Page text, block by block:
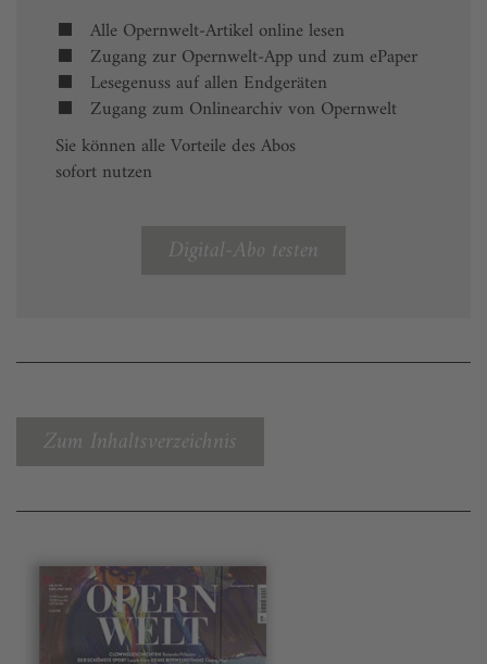
Alle Opernwelt-Artikel online lesen
Zugang zur Opernwelt-App und zum ePaper
Lesegenuss auf allen Endgeräten
Zugang zum Onlinearchiv von Opernwelt
Sie können alle Vorteile des Abos
sofort nutzen
Digital-Abo testen
Zum Inhaltsverzeichnis